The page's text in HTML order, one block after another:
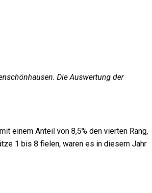
Die Auswertung der
einem Anteil von 8,5% den vierten Rang,
1 bis 8 fielen, waren es in diesem Jahr